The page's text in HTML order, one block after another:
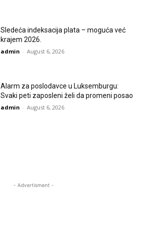
Sledeća indeksacija plata – moguća već
krajem 2026.
admin - August 6, 2026
Alarm za poslodavce u Luksemburgu:
Svaki peti zaposleni želi da promeni posao
admin - August 6, 2026
- Advertisment -